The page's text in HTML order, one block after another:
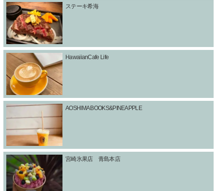
ステーキ希海
HawaiianCafe Life
AOSHIMA BOOKS&PINEAPPLE
宮崎氷果店 青島本店